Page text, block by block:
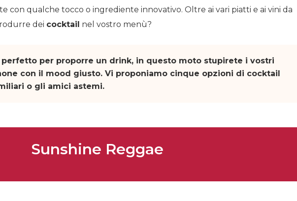
con qualche tocco o ingrediente innovativo. Oltre ai vari piatti e ai vini da
dei cocktail nel vostro menù?
perfetto per proporre un drink, in questo moto stupirete i vostri
con il mood giusto. Vi proponiamo cinque opzioni di cocktail
o gli amici astemi.
Sunshine Reggae